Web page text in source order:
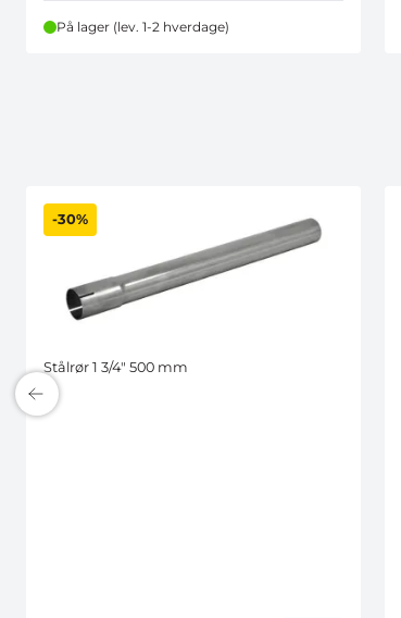
På lager (lev. 1-2 hverdage)
-30%
Stålrør 1 3/4" 500 mm